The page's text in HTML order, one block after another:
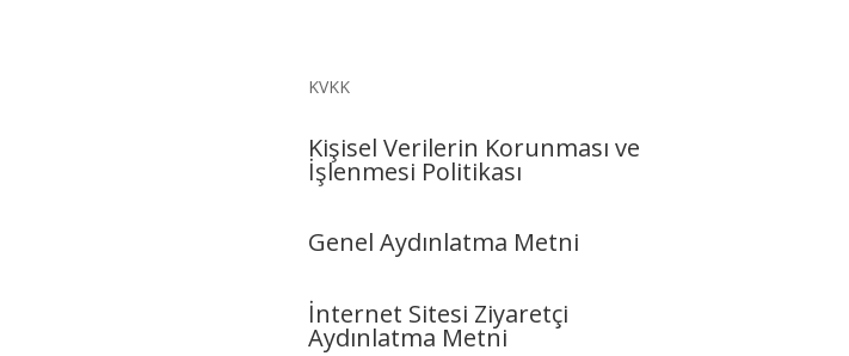
KVKK
Kişisel Verilerin Korunması ve
İşlenmesi Politikası
Genel Aydınlatma Metni
İnternet Sitesi Ziyaretçi
Aydınlatma Metni